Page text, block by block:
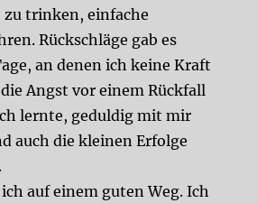
zu trinken, einfache
Rückschläge gab es
an denen ich keine Kraft
Angst vor einem Rückfall
lernte, geduldig mit mir
auch die kleinen Erfolge
auf einem guten Weg. Ich